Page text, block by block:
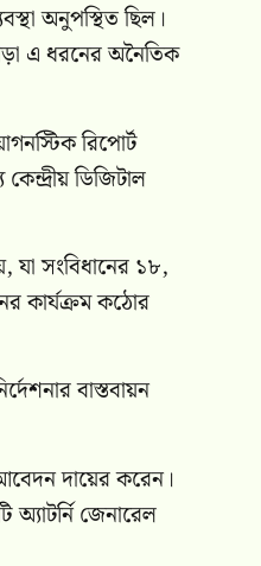
অনুপস্থিত ছিল।
এ ধরনের অনৈতিক
রিপোর্ট
ডিজিটাল
যা সংবিধানের ১৮,
কার্যক্রম কঠোর
বাস্তবায়ন
দায়ের করেন।
অ্যাটর্নি জেনারেল